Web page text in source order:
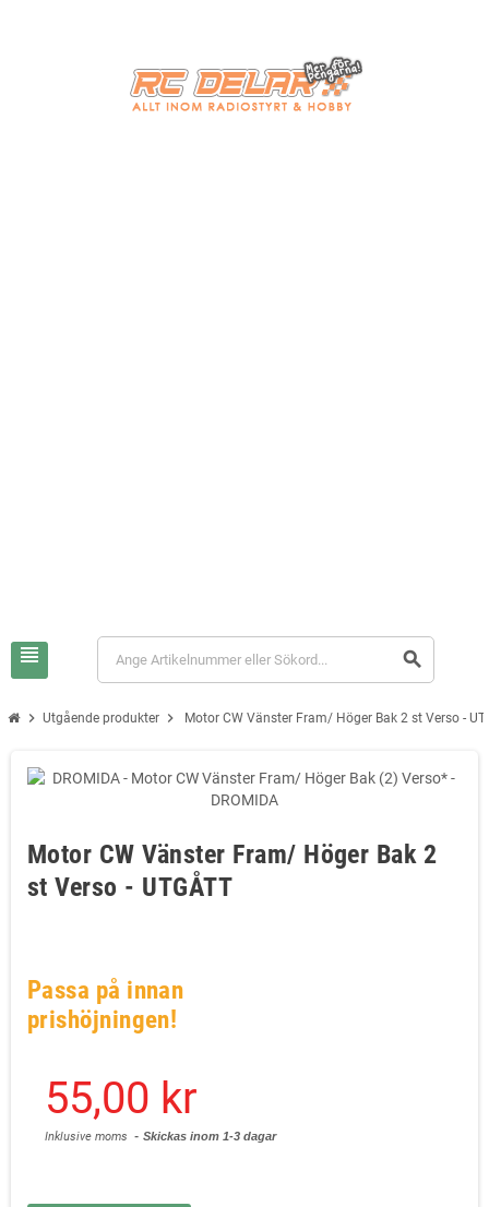
view_headline search
chevron_right Utgående produkter chevron_right Motor CW Vänster Fram/ Höger Bak 2 st Verso -
Motor CW Vänster Fram/ Höger Bak 2
st Verso - UTGÅTT
Passa på innan
prishöjningen!
55,00 kr
Inklusive moms Skickas inom 1-3 dagar